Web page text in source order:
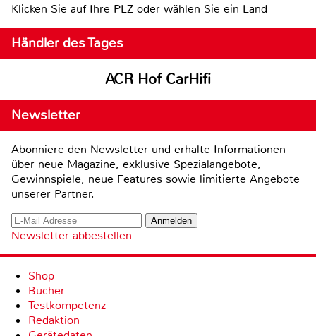
Klicken Sie auf Ihre PLZ oder wählen Sie ein Land
Händler des Tages
ACR Hof CarHifi
Newsletter
Abonniere den Newsletter und erhalte Informationen
über neue Magazine, exklusive Spezialangebote,
Gewinnspiele, neue Features sowie limitierte Angebote
unserer Partner.
Newsletter abbestellen
Shop
Bücher
Testkompetenz
Redaktion